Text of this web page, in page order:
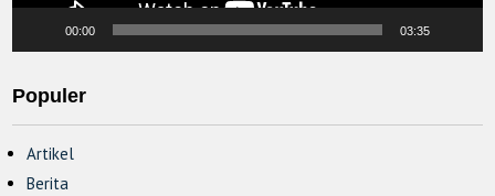
00:00 03:35
Populer
Artikel
Berita